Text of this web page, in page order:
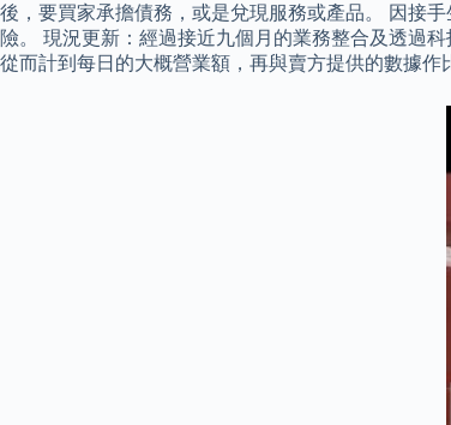
後，要買家承擔債務，或是兌現服務或產品。 因接
險。 現況更新：經過接近九個月的業務整合及透過
從而計到每日的大概營業額，再與賣方提供的數據作